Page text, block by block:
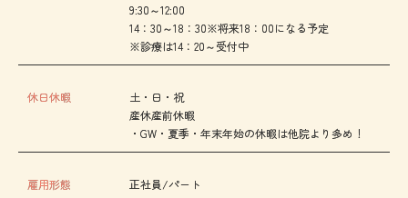
9:30～12:00
14：30～18：30※将来18：00になる予定
※診療は14：20～受付中
休日休暇
土・日・祝
産休産前休暇
・GW・夏季・年末年始の休暇は他院より多め！
雇用形態 正社員/パート